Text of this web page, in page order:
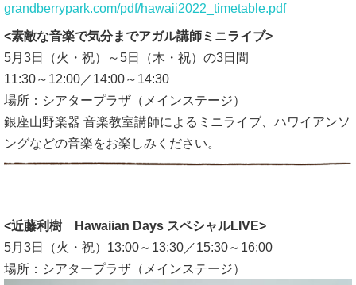
grandberrypark.com/pdf/hawaii2022_timetable.pdf
<素敵な音楽で気分までアガル講師ミニライブ>
5月3日（火・祝）～5日（木・祝）の3日間
11:30～12:00／14:00～14:30
場所：シアタープラザ（メインステージ）
銀座山野楽器 音楽教室講師によるミニライブ、ハワイアンソ
ングなどの音楽をお楽しみください。
<近藤利樹 Hawaiian Days スペシャルLIVE>
5月3日（火・祝）13:00～13:30／15:30～16:00
場所：シアタープラザ（メインステージ）